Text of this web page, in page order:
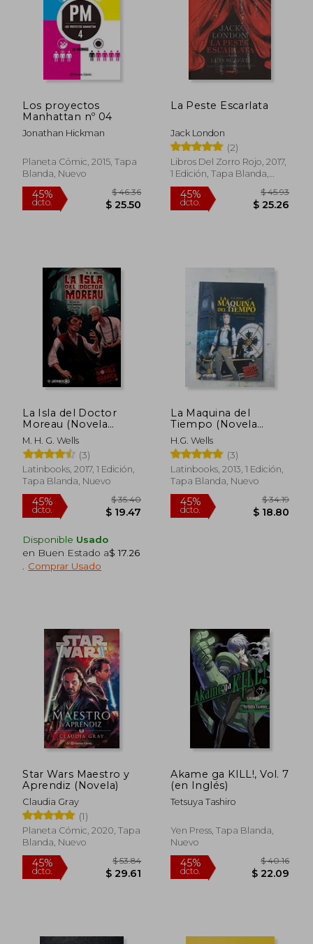
40%
dcto. $ 25.66
45%
dcto.
Los proyectos
Manhattan nº 04
Jonathan Hickman
Planeta Cómic, 2015, Tapa
Blanda, Nuevo
45%
dcto. $ 25.50
La Peste Escarlata
Jack London
(2)
Libros Del Zorro Rojo, 2017,
1 Edición, Tapa Blanda,
Nuevo
45%
dcto.
La Isla del Doctor
Moreau (Novela
Grafica)
M. H. G. Wells
(3)
Latinbooks, 2017, 1 Edición,
Tapa Blanda, Nuevo
Disponible Usado
en Buen Estado a$ 17.26
Comprar Usado
La Maquina del
Tiempo (Novela
Grafica)
H.G. Wells
(3)
Latinbooks, 2013, 1 Edición,
Tapa Blanda, Nuevo
Star Wars Maestro y
Aprendiz (Novela)
Claudia Gray
(1)
Planeta Cómic, 2020, Tapa
Blanda, Nuevo
Akame ga KILL!, Vol. 7
(en Inglés)
Tetsuya Tashiro
Yen Press, Tapa Blanda,
Nuevo